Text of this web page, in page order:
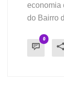
economia
do Bairro
0